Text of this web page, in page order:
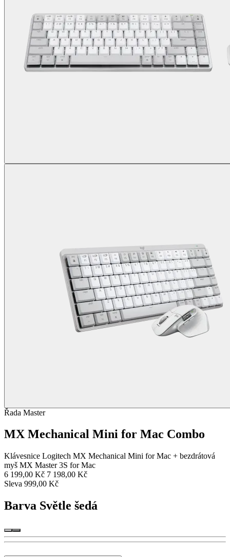
Řada Master
MX Mechanical Mini for Mac Combo
Klávesnice Logitech MX Mechanical Mini for Mac + bezdrátová
myš MX Master 3S for Mac
6 199,00 Kč 7 198,00 Kč
Sleva 999,00 Kč
Barva Světle šedá